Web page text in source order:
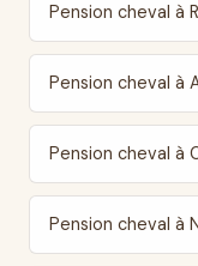
Pension cheval à
Pension cheval à
Pension cheval à
Pension cheval à